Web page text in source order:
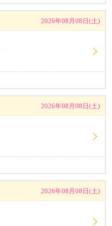
2026年08月08日(土)
2026年08月08日(土)
2026年08月08日(土)